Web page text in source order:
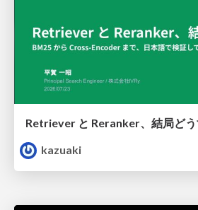
Retriever と Reranker、結局どう
kazuaki